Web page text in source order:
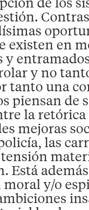
existen en
y
y no
tanto una
piensan de
la
mejoras
las
tensión
Está
y/o